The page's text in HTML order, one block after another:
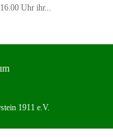
Uhr ihr...
1911 e.V.